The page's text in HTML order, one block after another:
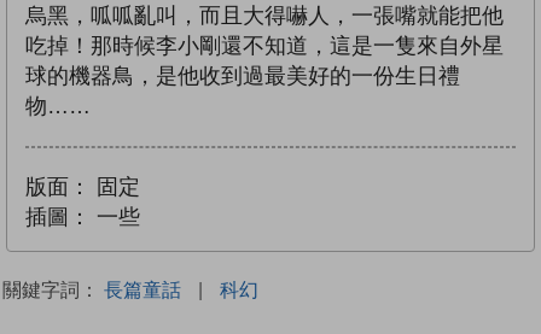
烏黑，呱呱亂叫，而且大得嚇人，一張嘴就能把他
吃掉！那時候李小剛還不知道，這是一隻來自外星
球的機器鳥，是他收到過最美好的一份生日禮
物……
版面：
固定
插圖：
一些
關鍵字詞： 長篇童話 | 科幻